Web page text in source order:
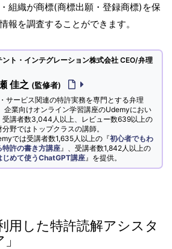
組織が商標(商標出願・登録商標)を保
報を調査することができます。
ント・インテグレーション株式会社 CEO/弁理
佳之 (監修者)
サービス関連の特許実務を専門とする弁理
企業向けオンライン学習講座のUdemyにおい
受講者数3,044人以上、レビュー数639以上の
分野ではトップクラスの講師。
では受講者数1,635人以上の『初心者でもわ
特許の書き方講座 』、受講者数1,842人以上の
じめて使うChatGPT講座 』を提供。
用した特許読解アシスタ